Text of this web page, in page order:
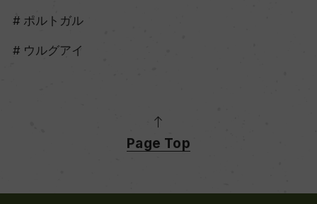
ポルトガル
ウルグアイ
Page Top